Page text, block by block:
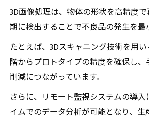
3D画像処理は、物体の形状を高精度
期に検出することで不良品の発生を最
たとえば、3Dスキャニング技術を用
階からプロトタイプの精度を確保し
削減につながっています。
さらに、リモート監視システムの導
イムでのデータ分析が可能となり、